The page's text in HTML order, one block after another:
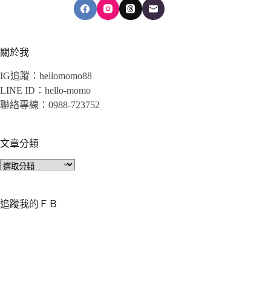
關於我
IG追蹤：hellomomo88
LINE ID：hello-momo
聯絡專線：0988-723752
文章分類
文
類
追蹤我的ＦＢ